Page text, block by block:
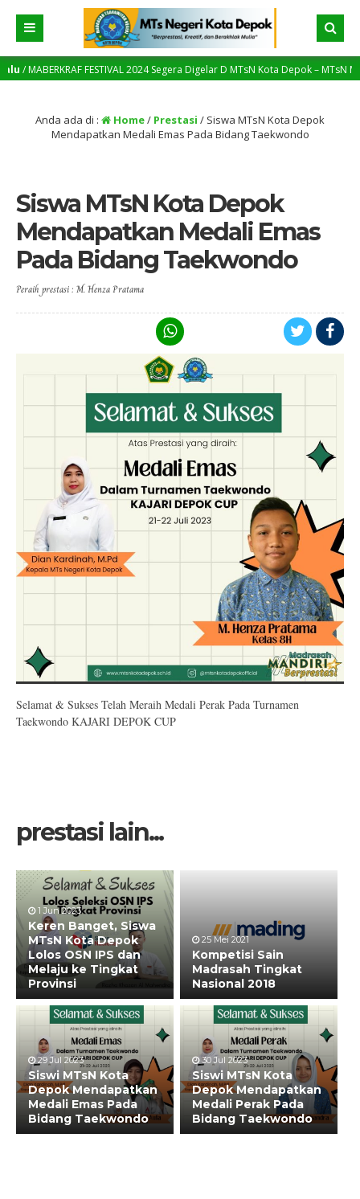
/ MABERKRAF FESTIVAL 2024 Segera Digelar D MTsN Kota Depok – MTsN
Lebih Tinggi
Anda ada di : Home/ Prestasi / Siswa MTsN Kota Depok
Mendapatkan Medali Emas Pada Bidang Taekwondo
Siswa MTsN Kota Depok
Mendapatkan Medali Emas
Pada Bidang Taekwondo
Peraih prestasi : M. Henza Pratama
Selamat & Sukses Telah Meraih Medali Perak Pada Turnamen
Taekwondo KAJARI DEPOK CUP
prestasi lain...
1 Jun 2023
Keren Banget, Siswa
MTsN Kota Depok
Lolos OSN IPS dan
Melaju ke Tingkat
Provinsi
25 Mei 2021
Kompetisi Sain
Madrasah Tingkat
Nasional 2018
29 Jul 2023
Siswi MTsN Kota
Depok Mendapatkan
Medali Emas Pada
Bidang Taekwondo
30 Jul 2023
Siswi MTsN Kota
Depok Mendapatkan
Medali Perak Pada
Bidang Taekwondo